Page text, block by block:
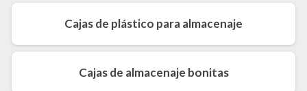
Cajas de plástico para almacenaje
Cajas de almacenaje bonitas